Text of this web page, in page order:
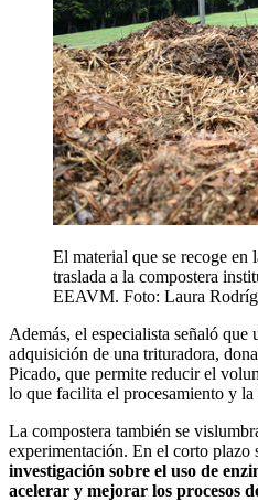
El material que se recoge en
traslada a la compostera
EEAVM. Foto: Laura
Además, el especialista señaló que
adquisición de una trituradora,
Picado, que permite reducir el
lo que facilita el procesamiento y
La compostera también se
experimentación. En el corto plazo
investigación sobre el uso de
acelerar y mejorar los procesos